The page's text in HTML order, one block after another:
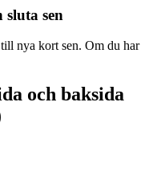
sluta sen
nya kort sen. Om du har
och baksida